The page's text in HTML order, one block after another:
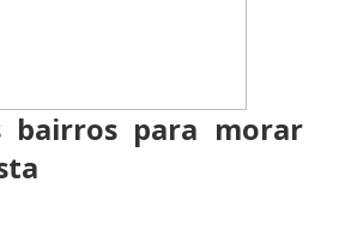
bairros para morar